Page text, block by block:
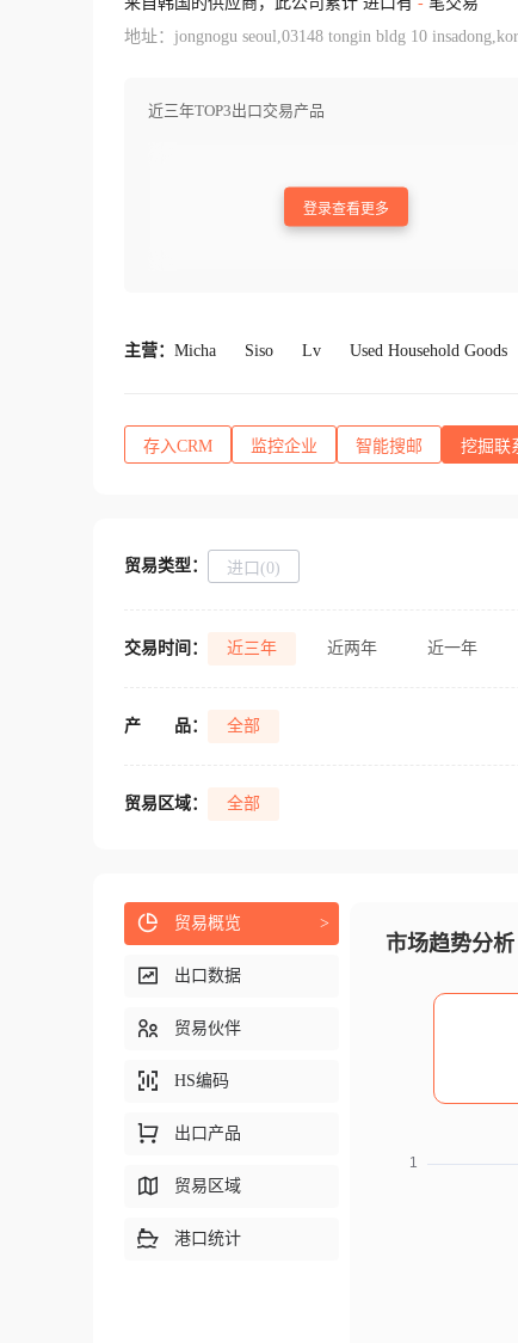
地址：jongnogu seoul,03148 tongin bldg 10
近三年TOP3出口交易产品
登录查看更多
主营： Micha Siso Lv Used Household Goods
存入CRM 监控企业 智能搜邮 挖掘联
贸易类型： 进口(0)
交易时间： 近三年 近两年 近一年
产 品： 全部
贸易区域： 全部
市场趋势分析
贸易概览 >
出口数据
贸易伙伴
HS编码
出口产品
贸易区域
港口统计